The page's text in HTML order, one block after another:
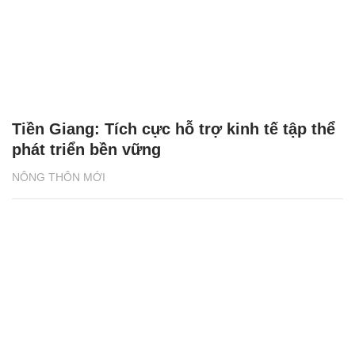
NÔNG THÔN MỚI
Tiền Giang: Tích cực hỗ trợ kinh tế tập thể
phát triển bền vững